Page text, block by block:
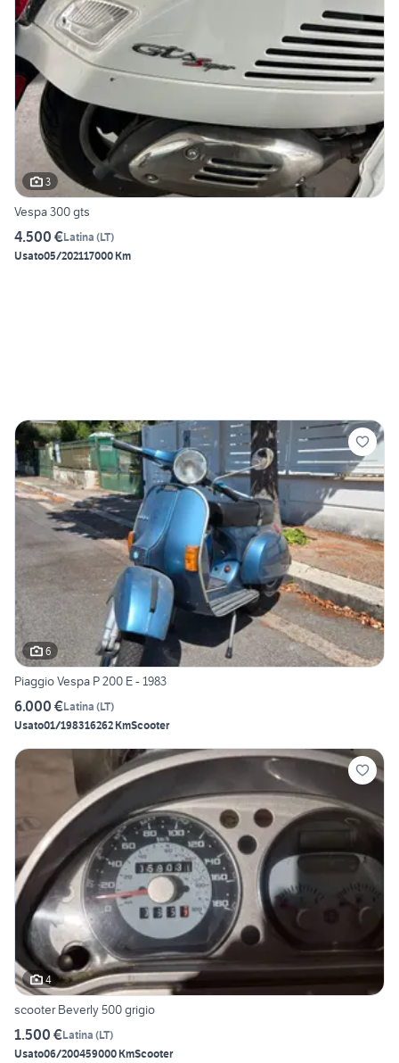
3
Vespa 300 gts
4.500 €Latina (LT)
Usato05/202117000 Km
6
Piaggio Vespa P 200 E - 1983
6.000 €Latina (LT)
Usato01/198316262 KmScooter
4
scooter Beverly 500 grigio
1.500 €Latina (LT)
Usato06/200459000 KmScooter